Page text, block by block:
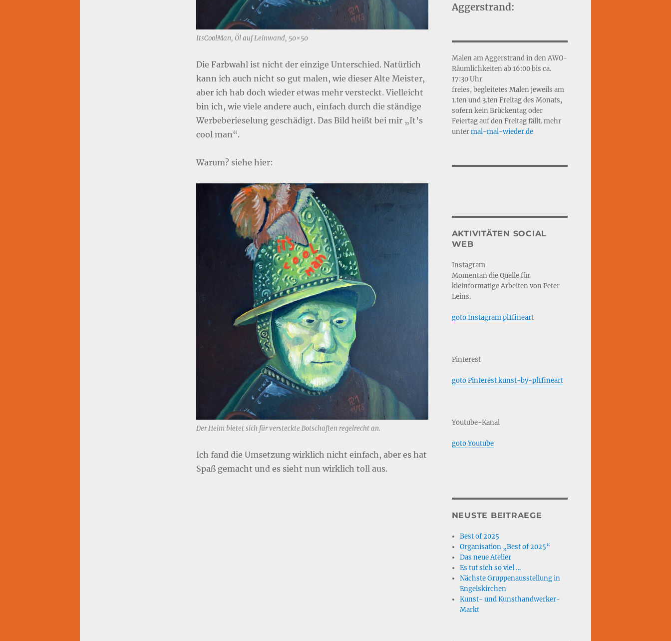
ItsCoolMan, Öl auf Leinwand, 50×50
Die Farbwahl ist nicht der einzige Unterschied. Natürlich
kann ich auch nicht so gut malen, wie dieser Alte Meister,
aber ich hab doch wieder etwas mehr versteckt. Vielleicht
bin ich, wie viele andere auch, einfach durch die ständige
Werbeberieselung geschädigt. Das Bild heißt bei mir „It’s
cool man“.
Warum? siehe hier:
Der Helm bietet sich für versteckte Botschaften regelrecht an.
Ich fand die Umsetzung wirklich nicht einfach, aber es hat
Spaß gemacht und es sieht nun wirklich toll aus.
Aggerstrand:
Malen am Aggerstrand in den AWO-
Räumlichkeiten ab 16:00 bis ca.
17:30 Uhr
freies, begleitetes Malen jeweils am
1.ten und 3.ten Freitag des Monats,
sofern kein Brückentag oder
Feiertag auf den Freitag fällt. mehr
untermal-mal-wieder.de
AKTIVITÄTEN SOCIAL
WEB
Instagram
Momentan die Quelle für
kleinformatige Arbeiten von Peter
Leins.
goto Instagram pl1fineart
Pinterest
goto Pinterest kunst-by-pl1fineart
Youtube-Kanal
goto Youtube
NEUSTE BEITRAEGE
Best of 2025
Organisation „Best of 2025“
Das neue Atelier
Es tut sich so viel …
Nächste Gruppenausstellung in
Engelskirchen
Kunst- und Kunsthandwerker-
Markt